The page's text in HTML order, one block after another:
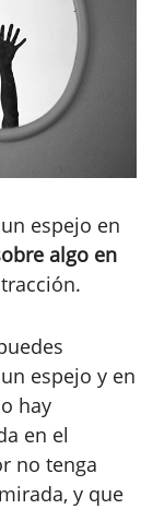
espejo en
algo en
espejo y en
hay
en el
no tenga
y que